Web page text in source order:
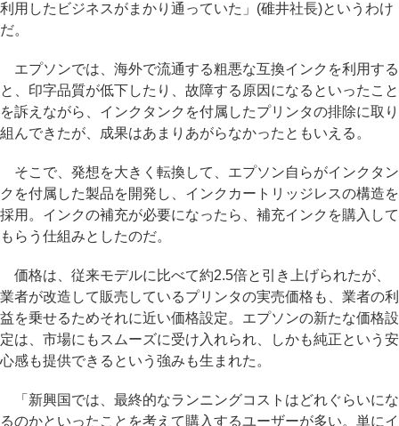
利用したビジネスがまかり通っていた」(碓井社長)というわけ
だ。
エプソンでは、海外で流通する粗悪な互換インクを利用する
と、印字品質が低下したり、故障する原因になるといったこと
を訴えながら、インクタンクを付属したプリンタの排除に取り
組んできたが、成果はあまりあがらなかったともいえる。
そこで、発想を大きく転換して、エプソン自らがインクタン
クを付属した製品を開発し、インクカートリッジレスの構造を
採用。インクの補充が必要になったら、補充インクを購入して
もらう仕組みとしたのだ。
価格は、従来モデルに比べて約2.5倍と引き上げられたが、
業者が改造して販売しているプリンタの実売価格も、業者の利
益を乗せるためそれに近い価格設定。エプソンの新たな価格設
定は、市場にもスムーズに受け入れられ、しかも純正という安
心感も提供できるという強みも生まれた。
「新興国では、最終的なランニングコストはどれぐらいにな
るのかといったことを考えて購入するユーザーが多い。単にイ